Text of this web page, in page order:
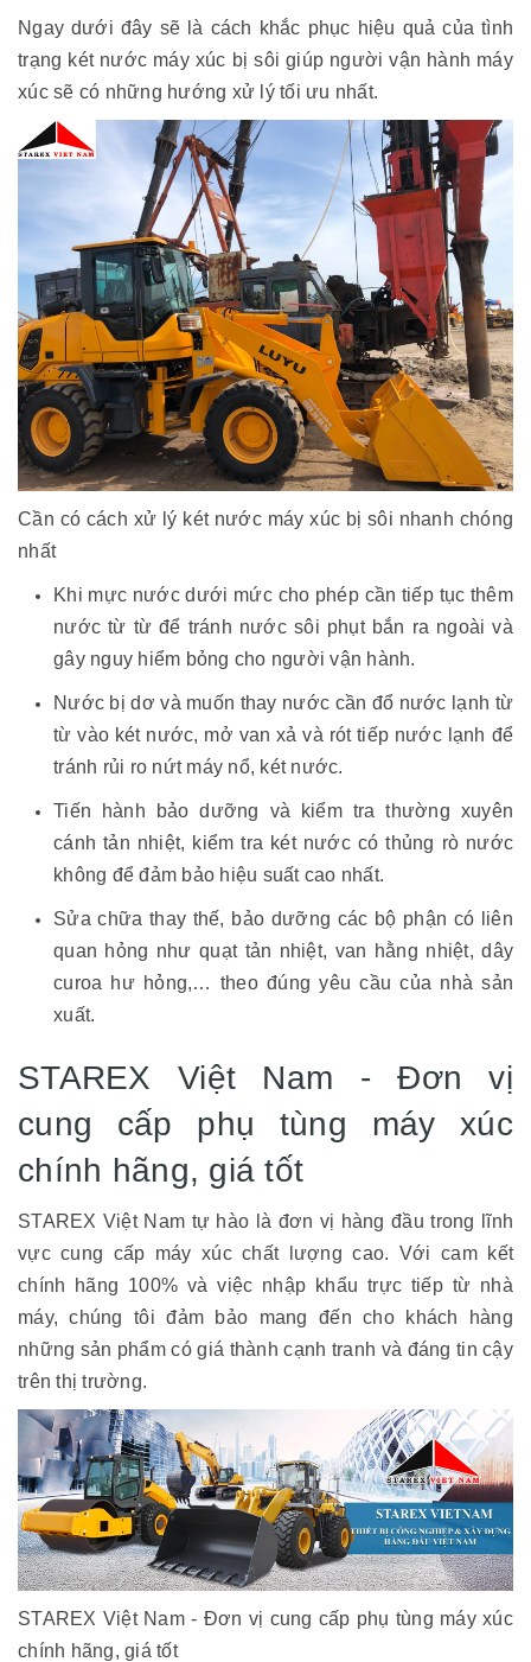
Ngay dưới đây sẽ là cách khắc phục hiệu quả của tình
trạng két nước máy xúc bị sôi giúp người vận hành máy
xúc sẽ có những hướng xử lý tối ưu nhất.
Cần có cách xử lý két nước máy xúc bị sôi nhanh chóng
nhất
Khi mực nước dưới mức cho phép cần tiếp tục thêm
nước từ từ để tránh nước sôi phụt bắn ra ngoài và
gây nguy hiểm bỏng cho người vận hành.
Nước bị dơ và muốn thay nước cần đổ nước lạnh từ
từ vào két nước, mở van xả và rót tiếp nước lạnh để
tránh rủi ro nứt máy nổ, két nước.
Tiến hành bảo dưỡng và kiểm tra thường xuyên
cánh tản nhiệt, kiểm tra két nước có thủng rò nước
không để đảm bảo hiệu suất cao nhất.
Sửa chữa thay thế, bảo dưỡng các bộ phận có liên
quan hỏng như quạt tản nhiệt, van hằng nhiệt, dây
curoa hư hỏng,… theo đúng yêu cầu của nhà sản
xuất.
STAREX Việt Nam - Đơn vị
cung cấp phụ tùng máy xúc
chính hãng, giá tốt
STAREX Việt Nam tự hào là đơn vị hàng đầu trong lĩnh
vực cung cấp máy xúc chất lượng cao. Với cam kết
chính hãng 100% và việc nhập khẩu trực tiếp từ nhà
máy, chúng tôi đảm bảo mang đến cho khách hàng
những sản phẩm có giá thành cạnh tranh và đáng tin cậy
trên thị trường.
STAREX Việt Nam - Đơn vị cung cấp phụ tùng máy xúc
chính hãng, giá tốt